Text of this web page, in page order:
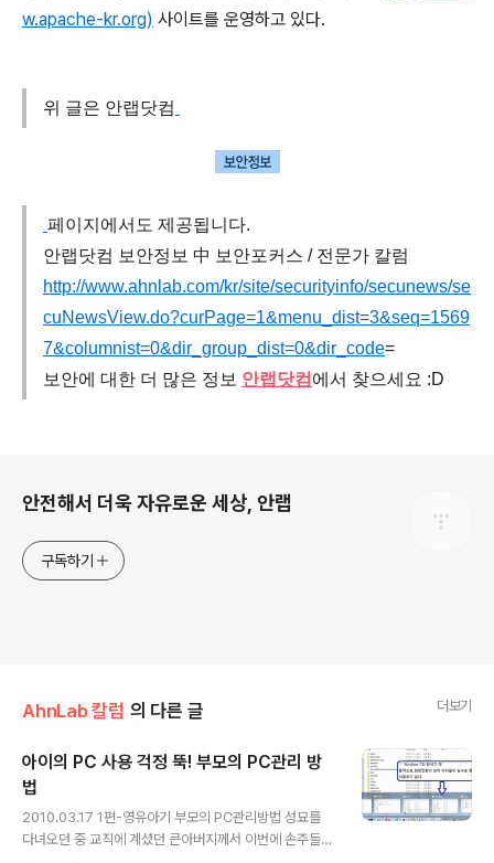
w.apache-kr.org) 사이트를 운영하고 있다.
위 글은 안랩닷컴
페이지에서도 제공됩니다.
안랩닷컴 보안정보 中 보안포커스 / 전문가 칼럼
http://www.ahnlab.com/kr/site/securityinfo/secunews/se
cuNewsView.do?curPage=1&menu_dist=3&seq=1569
7&columnist=0&dir_group_dist=0&dir_code=
보안에 대한 더 많은 정보 안랩닷컴 에서 찾으세요 :D
안전해서 더욱 자유로운 세상, 안랩
구독하기
AhnLab 칼럼 의 다른 글 더보기
아이의 PC 사용 걱정 뚝! 부모의 PC관리 방
법
2010.03.17 1편-영유아기 부모의 PC관리방법 성묘를
다녀오던 중 교직에 계셨던 큰아버지께서 이번에 손주들의